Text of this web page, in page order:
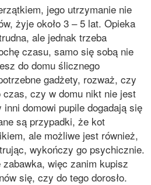
jego utrzymanie nie
żyje około 3 – 5 lat. Opieka
ale jednak trzeba
czasu, samo się sobą nie
do domu ślicznego
gadżety, rozważ, czy
czy w domu nikt nie jest
domowi pupile dogadają się
są przypadki, że kot
ale możliwe jest również,
wykończy go psychicznie.
więc zanim kupisz
się, czy do tego dorosło.